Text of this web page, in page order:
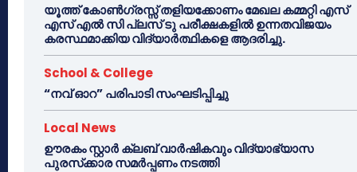
യൂത്ത് കോൺഗ്രസ്സ് തളിയക്കോണം മേഖല കമ്മറ്റി എസ്
എസ് എൽ സി പ്ലസ് ടു പരീക്ഷകളിൽ ഉന്നതവിജയം
കരസ്ഥമാക്കിയ വിദ്യാർത്ഥികളെ ആദരിച്ചു.
School & College
“നവ് ഓറ” പരിപാടി സംഘടിപ്പിച്ചു
Local News
ഊരകം സ്റ്റാർ ക്ലബ് വാർഷികവും വിദ്യാഭ്യാസ
പുരസ്‌ക്കാര സമർപ്പണം നടത്തി